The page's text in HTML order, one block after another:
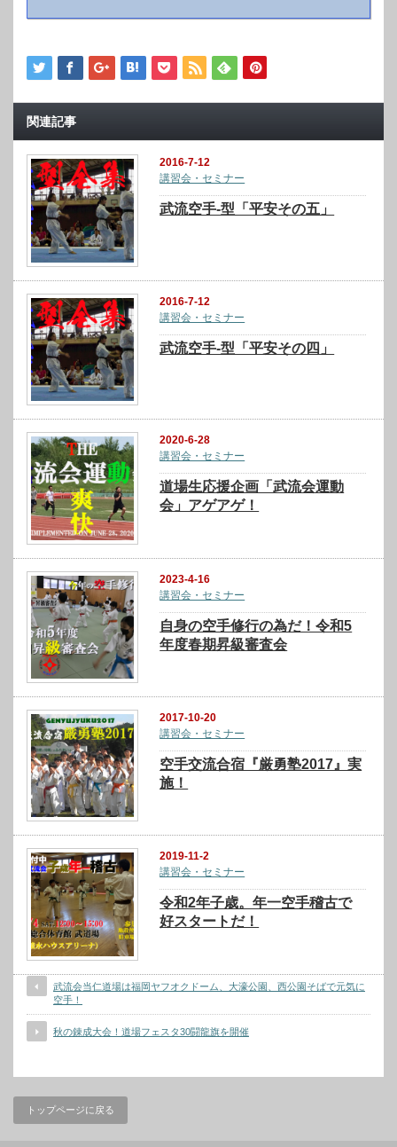
関連記事
2016-7-12
講習会・セミナー
武流空手-型「平安その五」
2016-7-12
講習会・セミナー
武流空手-型「平安その四」
2020-6-28
講習会・セミナー
道場生応援企画「武流会運動
会」アゲアゲ！
2023-4-16
講習会・セミナー
自身の空手修行の為だ！令和5
年度春期昇級審査会
2017-10-20
講習会・セミナー
空手交流合宿『厳勇塾2017』実
施！
2019-11-2
講習会・セミナー
令和2年子歳。年一空手稽古で
好スタートだ！
武流会当仁道場は福岡ヤフオクドーム、大濠公園、西公園そばで元気に
空手！
秋の錬成大会！道場フェスタ30闘龍旗を開催
トップページに戻る